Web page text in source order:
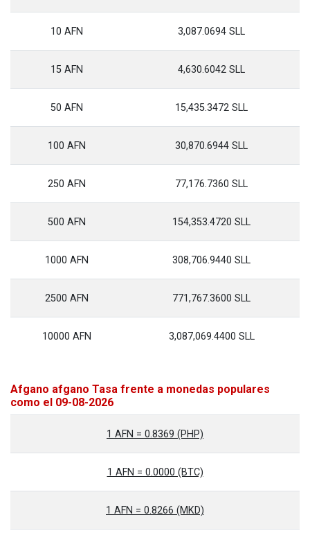
10 AFN 3,087.0694 SLL
15 AFN 4,630.6042 SLL
50 AFN 15,435.3472 SLL
100 AFN 30,870.6944 SLL
250 AFN 77,176.7360 SLL
500 AFN 154,353.4720 SLL
1000 AFN 308,706.9440 SLL
2500 AFN 771,767.3600 SLL
10000 AFN 3,087,069.4400 SLL
Afgano afgano Tasa frente a monedas populares
como el 09-08-2026
1 AFN = 0.8369 (PHP)
1 AFN = 0.0000 (BTC)
1 AFN = 0.8266 (MKD)